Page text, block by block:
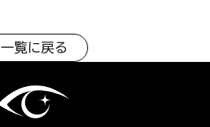
一覧に戻る